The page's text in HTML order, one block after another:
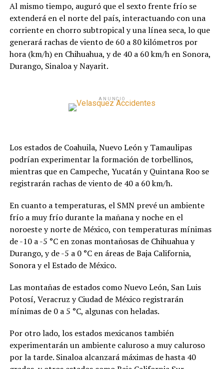
Al mismo tiempo, auguró que el sexto frente frío se
extenderá en el norte del país, interactuando con una
corriente en chorro subtropical y una línea seca, lo que
generará rachas de viento de 60 a 80 kilómetros por
hora (km/h) en Chihuahua, y de 40 a 60 km/h en Sonora,
Durango, Sinaloa y Nayarit.
ANUNCIO
Los estados de Coahuila, Nuevo León y Tamaulipas
podrían experimentar la formación de torbellinos,
mientras que en Campeche, Yucatán y Quintana Roo se
registrarán rachas de viento de 40 a 60 km/h.
En cuanto a temperaturas, el SMN prevé un ambiente
frío a muy frío durante la mañana y noche en el
noroeste y norte de México, con temperaturas mínimas
de -10 a -5 °C en zonas montañosas de Chihuahua y
Durango, y de -5 a 0 °C en áreas de Baja California,
Sonora y el Estado de México.
Las montañas de estados como Nuevo León, San Luis
Potosí, Veracruz y Ciudad de México registrarán
mínimas de 0 a 5 °C, algunas con heladas.
Por otro lado, los estados mexicanos también
experimentarán un ambiente caluroso a muy caluroso
por la tarde. Sinaloa alcanzará máximas de hasta 40